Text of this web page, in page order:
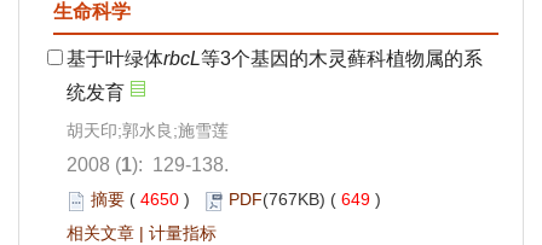
生命科学
基于叶绿体rbcL等3个基因的木灵藓科植物属的系
统发育
胡天印;郭水良;施雪莲
2008 (1): 129-138.
摘要 ( 4650 ) PDF(767KB) ( 649 )
相关文章 | 计量指标